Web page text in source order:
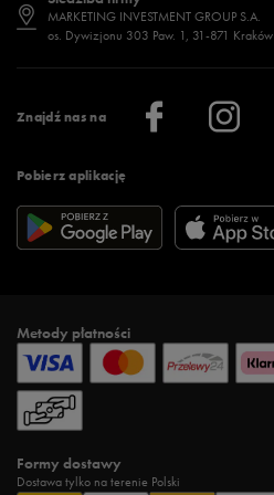
Znajdź nas na
Pobierz aplikację
Regulamin sklepu 50 style
Regulamin aplikacji 50 style
Więcej regulaminów >
Jak wybrać buty na zimę?
Więcej >
Stylizacje damskie
Sklepy stacjonarne
Klub 50 style
Praca
Informacje o firmie
MARKETING INVESTMENT GROUP S.A.
os. Dywizjonu 303 Paw. 1, 31-871 Kraków
Metody płatności
Formy dostawy
Dostawa tylko na terenie Polski